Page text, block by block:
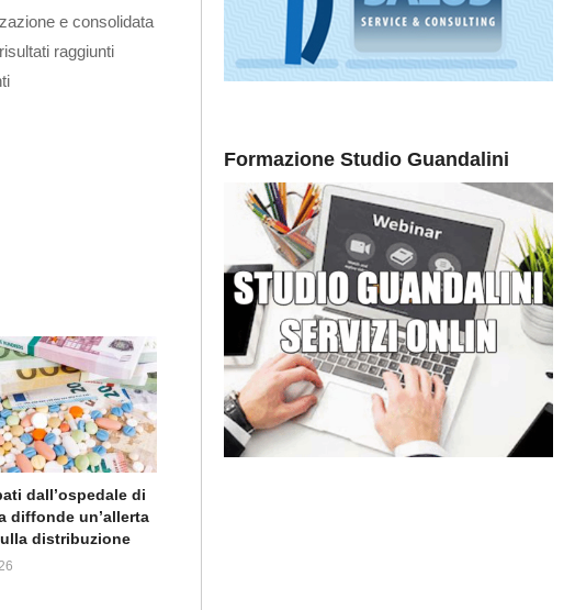
e consolidata
raggiunti
dall’ospedale di
diffonde un’allerta
distribuzione
Formazione Studio Guandalini